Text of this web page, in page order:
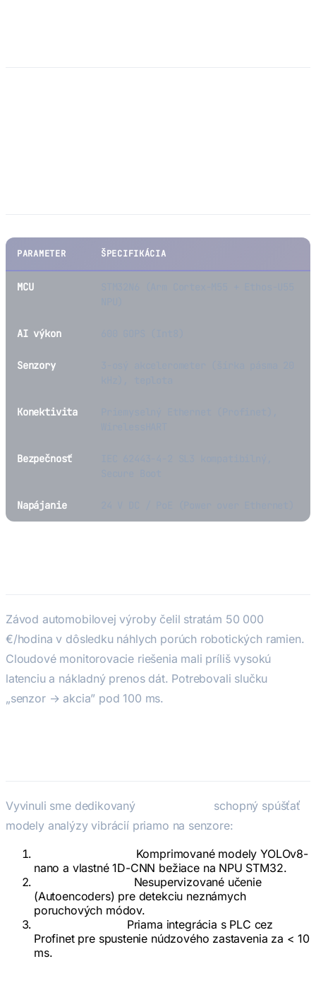
PARAMETER ŠPECIFIKÁCIA
MCU
AI výkon
Senzory
Konektivita
Bezpečnosť
Napájanie
Závod automobilovej výroby čelil stratám 50 000
€/hodina v dôsledku náhlych porúch robotických ramien.
Cloudové monitorovacie riešenia mali príliš vysokú
latenciu a nákladný prenos dát. Potrebovali slučku
„senzor → akcia” pod 100 ms.
Vyvinuli sme dedikovaný
schopný spúšťať
modely analýzy vibrácií priamo na senzore:
Komprimované modely YOLOv8-
nano a vlastné 1D-CNN bežiace na NPU STM32.
Nesupervizované učenie
(Autoencoders) pre detekciu neznámych
poruchových módov.
Priama integrácia s PLC cez
Profinet pre spustenie núdzového zastavenia za < 10
ms.